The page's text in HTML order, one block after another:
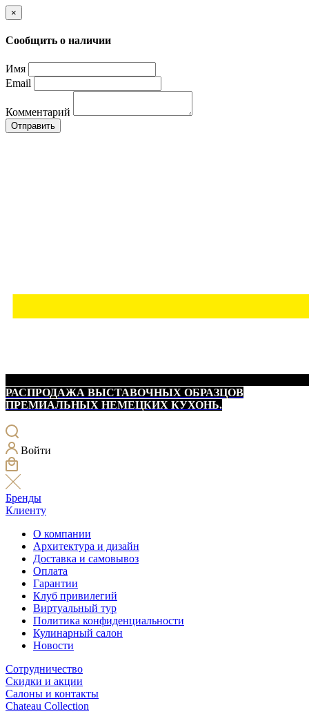
×
Сообщить о наличии
Имя
Email
Комментарий
Отправить
РАСПРОДАЖА ВЫСТАВОЧНЫХ ОБРАЗЦОВ
ПРЕМИАЛЬНЫХ НЕМЕЦКИХ КУХОНЬ.
Войти
Бренды
Клиенту
О компании
Архитектура и дизайн
Доставка и самовывоз
Оплата
Гарантии
Клуб привилегий
Виртуальный тур
Политика конфиденциальности
Кулинарный салон
Новости
Сотрудничество
Скидки и акции
Салоны и контакты
Chateau Collection